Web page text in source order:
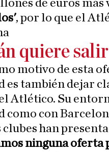
de euros más
, por lo que el
quiere salir
motivo de esta
es también dejar
Atlético. Su
como con
clubes han
ninguna oferta